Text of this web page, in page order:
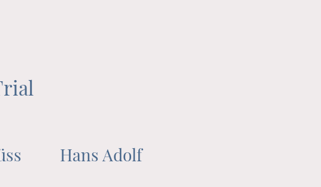
Hans Adolf